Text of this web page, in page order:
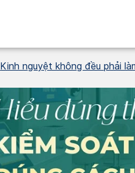
Kinh nguyệt không đều phải